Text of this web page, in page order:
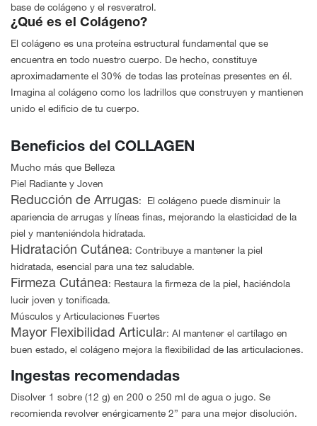
base de colágeno y el resveratrol.
¿Qué es el Colágeno?
El colágeno es una proteína estructural fundamental que se
encuentra en todo nuestro cuerpo. De hecho, constituye
aproximadamente el 30% de todas las proteínas presentes en él.
Imagina al colágeno como los ladrillos que construyen y mantienen
unido el edificio de tu cuerpo.
Beneficios del COLLAGEN
Mucho más que Belleza
Piel Radiante y Joven
Reducción de Arrugas: El colágeno puede disminuir la
apariencia de arrugas y líneas finas, mejorando la elasticidad de la
piel y manteniéndola hidratada.
Hidratación Cutánea: Contribuye a mantener la piel
hidratada, esencial para una tez saludable.
Firmeza Cutánea: Restaura la firmeza de la piel, haciéndola
lucir joven y tonificada.
Músculos y Articulaciones Fuertes
Mayor Flexibilidad Articular: Al mantener el cartílago en
buen estado, el colágeno mejora la flexibilidad de las articulaciones.
Ingestas recomendadas
Disolver 1 sobre (12 g) en 200 o 250 ml de agua o jugo. Se
recomienda revolver enérgicamente 2” para una mejor disolución.